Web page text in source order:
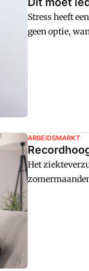
Stress heeft
geen optie,
ARBEIDSMARKT
Het